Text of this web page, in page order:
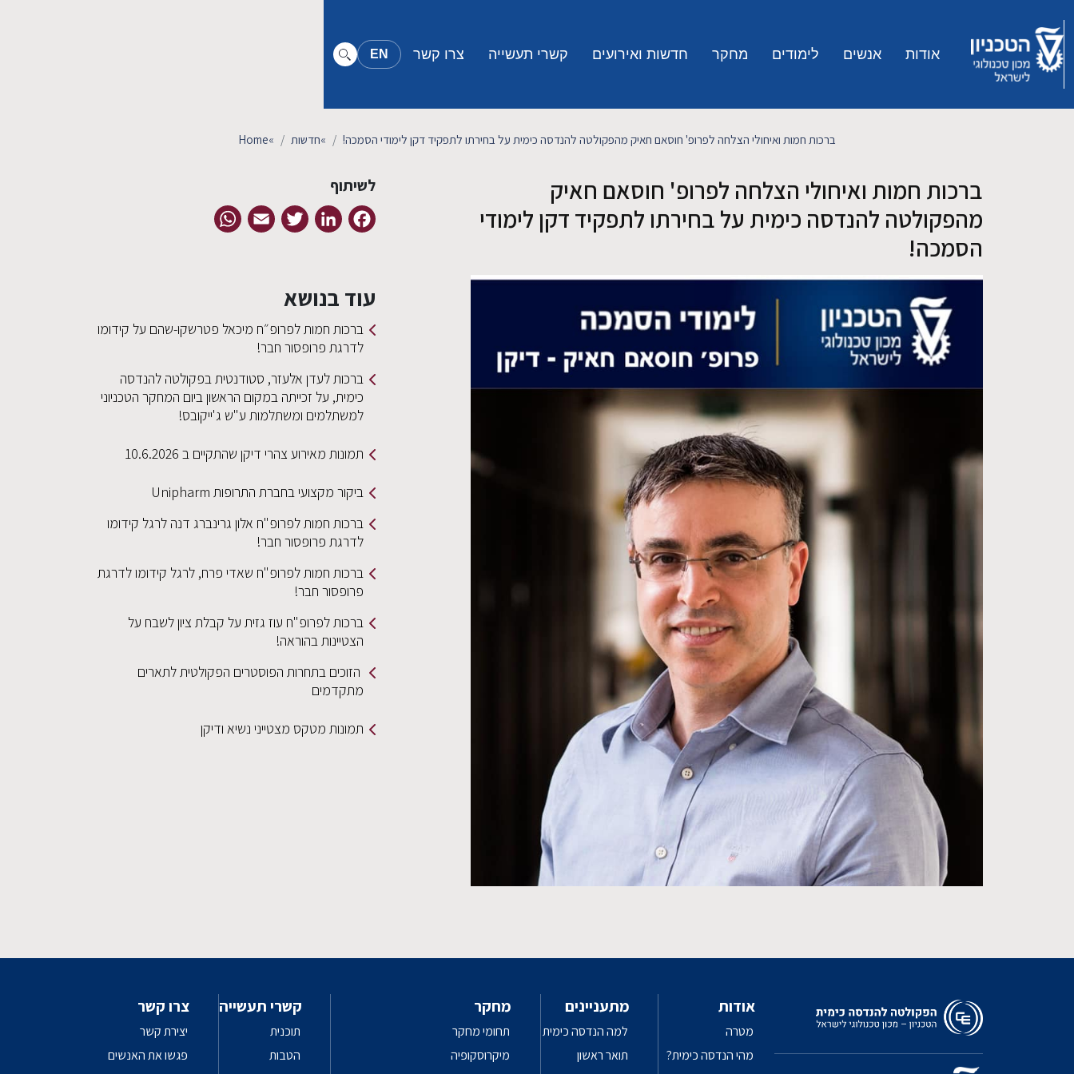
EN אודות אנשים לימודים מחקר חדשות ואירועים קשרי תעשייה צרו קשר
Home» חדשות» ברכות חמות ואיחולי הצלחה לפרופ' חוסאם חאיק מהפקולטה להנדסה כימית על בחירתו לתפקיד דקן לימודי הסמכה!
ברכות חמות ואיחולי הצלחה לפרופ' חוסאם חאיק
מהפקולטה להנדסה כימית על בחירתו לתפקיד דקן לימודי
הסמכה!
לשיתוף
Facebook
LinkedIn
Twitter
Email
עוד בנושא
ברכות חמות לפרופ״ח מיכאל פטרשקו-שהם על קידומו
לדרגת פרופסור חבר!
ברכות לעדן אלעזר, סטודנטית בפקולטה להנדסה
כימית, על זכייתה במקום הראשון ביום המחקר הטכניוני
למשתלמים ומשתלמות ע"ש ג'ייקובס!
תמונות מאירוע צהרי דיקן שהתקיים ב 10.6.2026
ביקור מקצועי בחברת התרופות Unipharm
ברכות חמות לפרופ"ח אלון גרינברג דנה לרגל קידומו
לדרגת פרופסור חבר!
ברכות חמות לפרופ"ח שאדי פרח, לרגל קידומו לדרגת
פרופסור חבר!
ברכות לפרופ"ח עוז גזית על קבלת ציון לשבח על
הצטיינות בהוראה!
הזוכים בתחרות הפוסטרים הפקולטית לתארים
מתקדמים
תמונות מטקס מצטייני נשיא ודיקן
אודות
מטרה
מהי הנדסה כימית?
מתעניינים
למה הנדסה כימית
תואר ראשון
מחקר
תחומי מחקר
מיקרוסקופיה
קשרי תעשייה
תוכנית
הטבות
צרו קשר
יצירת קשר
פגשו את האנשים